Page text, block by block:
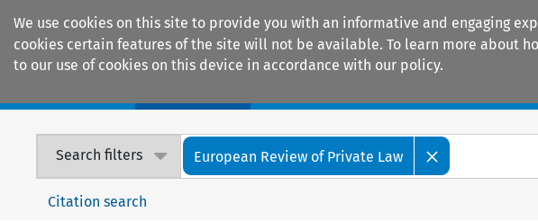
We use cookies on this site to provide you with an informative and engaging
cookies certain features of the site will not be available. To learn more about
to our use of cookies on this device in accordance with our policy.
Search filters European Review of Private Law
Citation search